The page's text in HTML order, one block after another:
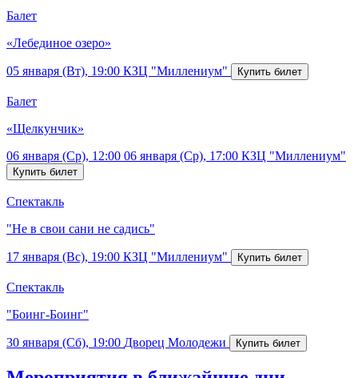
Балет
«Лебединое озеро»
05 января (Вт), 19:00 КЗЦ "Миллениум"
Балет
«Щелкунчик»
06 января (Ср), 12:00 06 января (Ср), 17:00 КЗЦ "Миллениум"
Спектакль
"Не в свои сани не садись"
17 января (Вс), 19:00 КЗЦ "Миллениум"
Спектакль
"Боинг-Боинг"
30 января (Сб), 19:00 Дворец Молодежи